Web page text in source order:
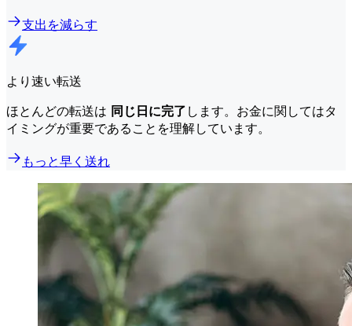
支出を減らす
より速い転送
ほとんどの転送は 同じ日に完了 します。お金に関してはタ
イミングが重要であることを理解しています。
もっと早く送れ